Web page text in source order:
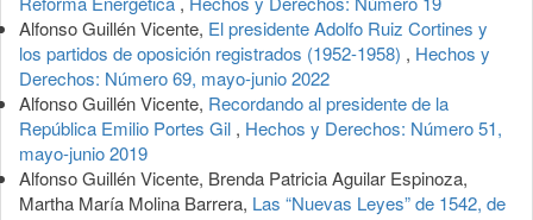
Alfonso Guillén Vicente, El presidente Adolfo Ruiz Cortines y
los partidos de oposición registrados (1952-1958) , Hechos y
Derechos: Número 69, mayo-junio 2022
Alfonso Guillén Vicente, Recordando al presidente de la
República Emilio Portes Gil , Hechos y Derechos: Número 51,
mayo-junio 2019
Alfonso Guillén Vicente, Brenda Patricia Aguilar Espinoza,
Martha María Molina Barrera, Las “Nuevas Leyes” de 1542, de